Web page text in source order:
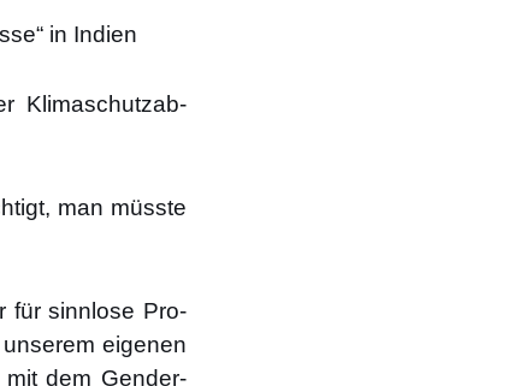
in Indi­en
Kli­ma­schutz­ab­
man müss­te
für sinn­lo­se Pro­
eige­nen
dem Gen­der-